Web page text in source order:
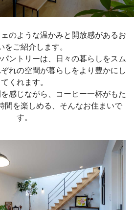
のような温かみと開放感があるお
をご紹介します。
ントリーは、日々の暮らしをスム
れの空間が暮らしをより豊かにし
てくれます。
感じながら、コーヒー一杯がもた
間を楽しめる、そんなお住まいで
す。